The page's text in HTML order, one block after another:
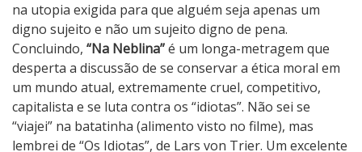
na utopia exigida para que alguém seja apenas um
digno sujeito e não um sujeito digno de pena.
Concluindo, “Na Neblina”é um longa-metragem que
desperta a discussão de se conservar a ética moral em
um mundo atual, extremamente cruel, competitivo,
capitalista e se luta contra os “idiotas”. Não sei se
“viajei” na batatinha (alimento visto no filme), mas
lembrei de “Os Idiotas”, de Lars von Trier. Um excelente